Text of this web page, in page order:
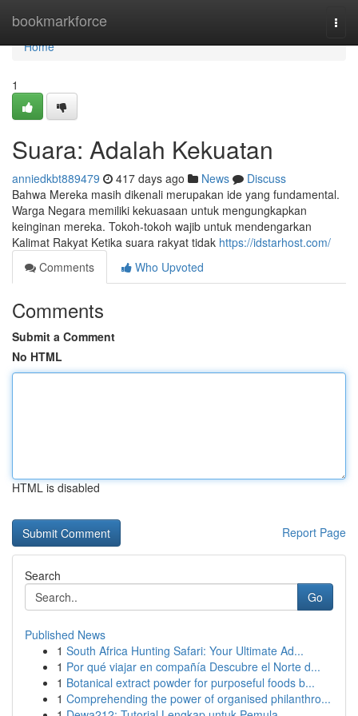
bookmarkforce
Home
Home
1
Suara: Adalah Kekuatan
anniedkbt889479 417 days ago News
Discuss
Bahwa Mereka masih dikenali merupakan ide yang fundamental.
Warga Negara memiliki kekuasaan untuk mengungkapkan
keinginan mereka. Tokoh-tokoh wajib untuk mendengarkan
Kalimat Rakyat Ketika suara rakyat tidak https://idstarhost.com/
Comments
Who Upvoted
Comments
Submit a Comment
No HTML
HTML is disabled
Report Page
Search
Go
Published News
1 South Africa Hunting Safari: Your Ultimate Ad...
1 Por qué viajar en compañía Descubre el Norte d...
1 Botanical extract powder for purposeful foods b...
1 Comprehending the power of organised philanthro...